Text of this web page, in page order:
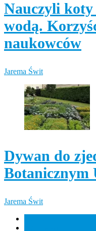
Nauczyli koty
wodą.
naukowców
Jarema Świt
Dywan do
Botanicznym
Jarema Świt